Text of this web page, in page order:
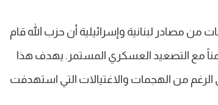
من مصادر لبنانية وإسرائيلية أن حزب الله قام
مع التصعيد العسكري المستمر. يهدف هذا
الرغم من الهجمات والاغتيالات التي استهدفت